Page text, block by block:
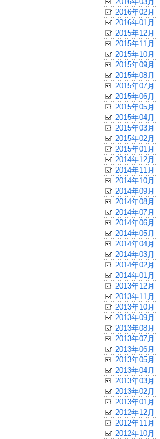
2016年02月
2016年01月
2015年12月
2015年11月
2015年10月
2015年09月
2015年08月
2015年07月
2015年06月
2015年05月
2015年04月
2015年03月
2015年02月
2015年01月
2014年12月
2014年11月
2014年10月
2014年09月
2014年08月
2014年07月
2014年06月
2014年05月
2014年04月
2014年03月
2014年02月
2014年01月
2013年12月
2013年11月
2013年10月
2013年09月
2013年08月
2013年07月
2013年06月
2013年05月
2013年04月
2013年03月
2013年02月
2013年01月
2012年12月
2012年11月
2012年10月